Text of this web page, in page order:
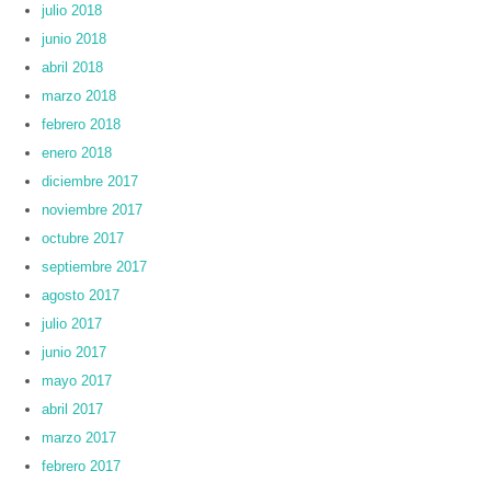
julio 2018
junio 2018
abril 2018
marzo 2018
febrero 2018
enero 2018
diciembre 2017
noviembre 2017
octubre 2017
septiembre 2017
agosto 2017
julio 2017
junio 2017
mayo 2017
abril 2017
marzo 2017
febrero 2017